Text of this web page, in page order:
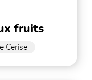
fruits
Cerise